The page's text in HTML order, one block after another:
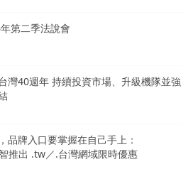
第二季法說會
灣40週年 持續投資市場、升級機隊並強
品牌入口要掌握在自己手上：
推出 .tw／.台灣網域限時優惠